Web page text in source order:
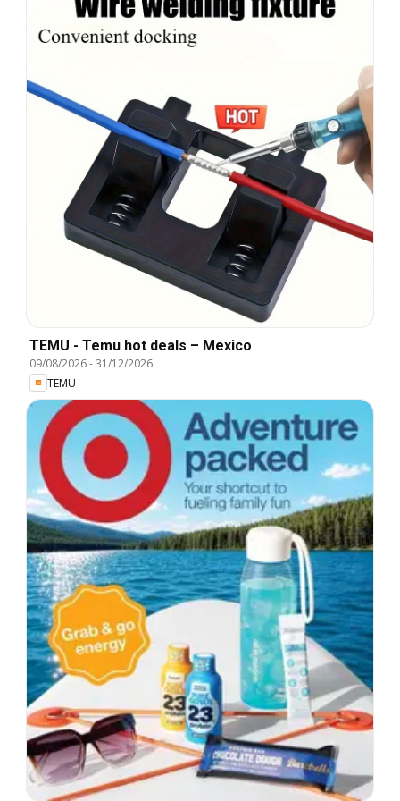
TEMU - Temu hot deals – Mexico
09/08/2026-31/12/2026
TEMU